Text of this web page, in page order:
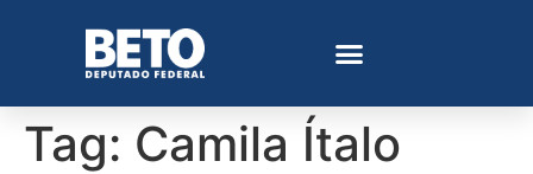
Tag: Camila Ítalo